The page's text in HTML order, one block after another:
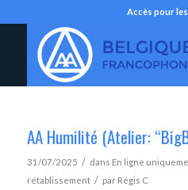
Accès pour
AA Humilité (Atelier:
31/07/2025 / dans En ligne
rétablissement / par Régis C